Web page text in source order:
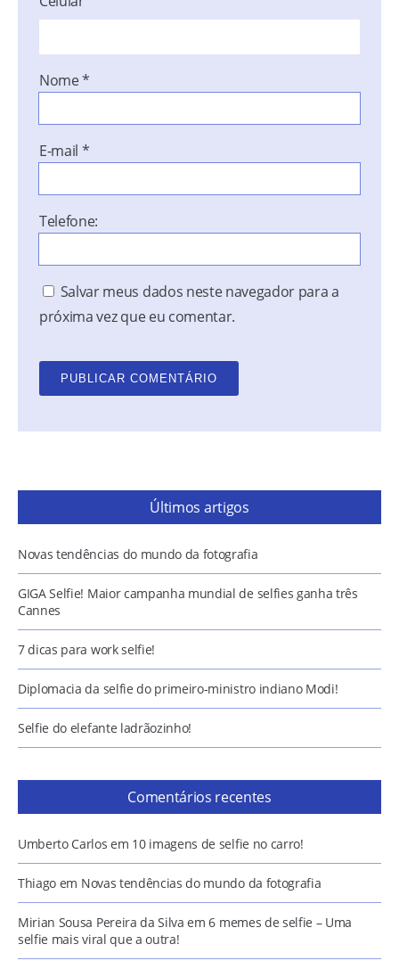
Nome*
E-mail *
Telefone:
Salvar meus dados neste navegador para a
próxima vez que eu comentar.
Últimos artigos
Novas tendências do mundo da fotografia
GIGA Selfie! Maior campanha mundial de selfies ganha três
Cannes
7 dicas para work selfie!
Diplomacia da selfie do primeiro-ministro indiano Modi!
Selfie do elefante ladrãozinho!
Comentários recentes
Umberto Carlos em 10 imagens de selfie no carro!
Thiago em Novas tendências do mundo da fotografia
Mirian Sousa Pereira da Silva em6 memes de selfie – Uma
selfie mais viral que a outra!